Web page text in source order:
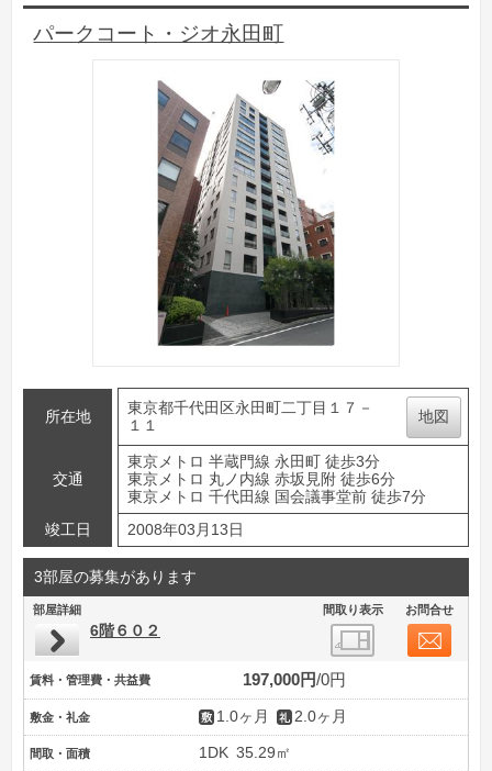
パークコート・ジオ永田町
所在地
東京都千代田区永田町二丁目１７－
１１
地図
交通
東京メトロ 半蔵門線 永田町 徒歩3分
東京メトロ 丸ノ内線 赤坂見附 徒歩6分
東京メトロ 千代田線 国会議事堂前 徒歩7分
竣工日
2008年03月13日
3部屋の募集があります
部屋詳細 間取り表示 お問合せ
6階６０２
賃料・管理費・共益費 197,000円 0円
敷金・礼金 1.0ヶ月 2.0ヶ月
間取・面積 1DK 35.29㎡